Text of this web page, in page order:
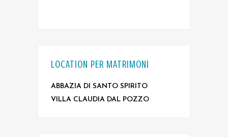
LOCATION PER MATRIMONI
ABBAZIA DI SANTO SPIRITO
VILLA CLAUDIA DAL POZZO